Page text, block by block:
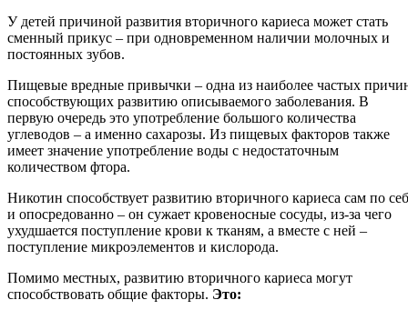
У детей причиной развития вторичного кариеса может стать
сменный прикус – при одновременном наличии молочных и
постоянных зубов.
Пищевые вредные привычки – одна из наиболее частых
способствующих развитию описываемого заболевания. В
первую очередь это употребление большого количества
углеводов – а именно сахарозы. Из пищевых факторов также
имеет значение употребление воды с недостаточным
количеством фтора.
Никотин способствует развитию вторичного кариеса сам по
и опосредованно – он сужает кровеносные сосуды, из-за чего
ухудшается поступление крови к тканям, а вместе с ней –
поступление микроэлементов и кислорода.
Помимо местных, развитию вторичного кариеса могут
способствовать общие факторы. Это: